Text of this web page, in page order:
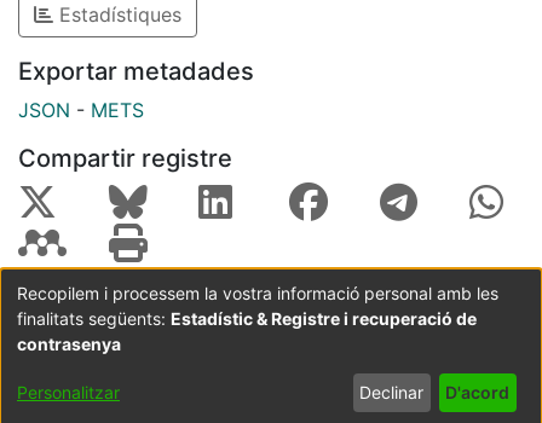
Estadístiques
Exportar metadades
JSON - METS
Compartir registre
Coordinació:CRAI UB Avís legal
Metadades
subjectes a:
Configuració
de cookies
privadesa
Recopilem i processem la vostra informació personal amb les
finalitats següents: Estadístic & Registre i recuperació de
contrasenya
Personalitzar Declinar D'acord